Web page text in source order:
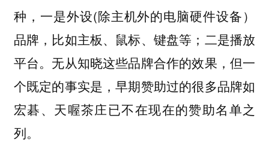
种，一是外设(除主机外的电脑硬件设备）
品牌，比如主板、鼠标、键盘等；二是播放
平台。无从知晓这些品牌合作的效果，但一
个既定的事实是，早期赞助过的很多品牌如
宏碁、天喔茶庄已不在现在的赞助名单之
列。